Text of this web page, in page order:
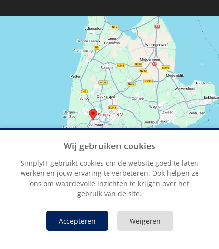
Algemene voorwaarden Privacy beleid
Wij gebruiken cookies
SimplyIT gebruikt cookies om de website goed te laten
werken en jouw ervaring te verbeteren. Ook helpen ze
ons om waardevolle inzichten te krijgen over het
gebruik van de site.
Accepteren Weigeren